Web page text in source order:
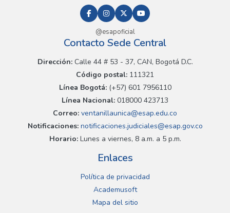
@esapoficial
Contacto Sede Central
Dirección:Calle 44 # 53 - 37, CAN, Bogotá D.C.
Código postal: 111321
Línea Bogotá:(+57) 601 7956110
Línea Nacional: 018000 423713
Correo: ventanillaunica@esap.edu.co
Notificaciones:notificaciones.judiciales@esap.gov.co
Horario:Lunes a viernes, 8 a.m. a 5 p.m.
Enlaces
Política de privacidad
Academusoft
Mapa del sitio